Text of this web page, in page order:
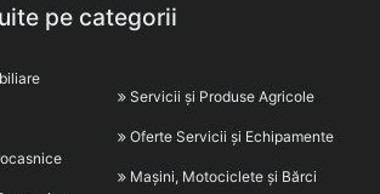
pe categorii
Servicii și Produse Agricole
Oferte Servicii și Echipamente
Mașini, Motociclete și Bărci